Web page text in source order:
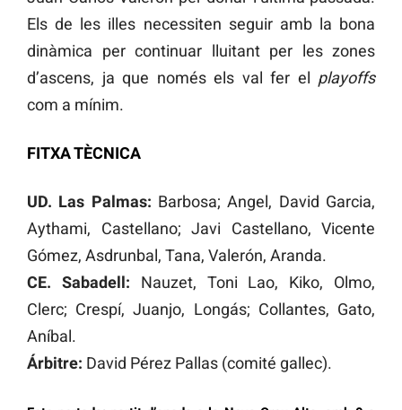
Els de les illes necessiten seguir amb la bona
dinàmica per continuar lluitant per les zones
d’ascens, ja que només els val fer el playoffs
com a mínim.
FITXA TÈCNICA
UD. Las Palmas: Barbosa; Angel, David Garcia,
Aythami, Castellano; Javi Castellano, Vicente
Gómez, Asdrunbal, Tana, Valerón, Aranda.
CE. Sabadell: Nauzet, Toni Lao, Kiko, Olmo,
Clerc; Crespí, Juanjo, Longás; Collantes, Gato,
Aníbal.
Árbitre: David Pérez Pallas (comité gallec).